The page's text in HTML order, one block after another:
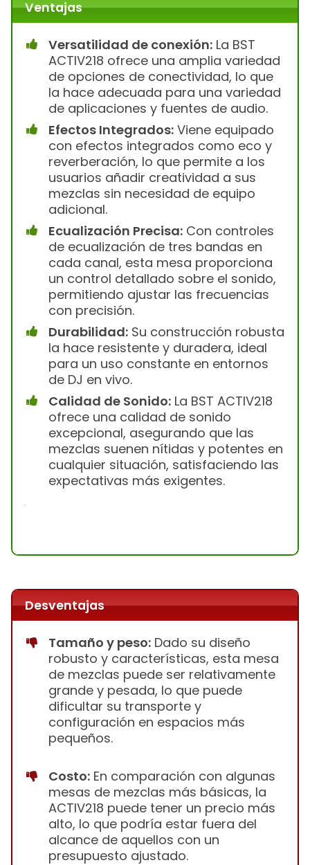
Ventajas
Versatilidad de conexión: La BST
ACTIV218 ofrece una amplia variedad
de opciones de conectividad, lo que
la hace adecuada para una variedad
de aplicaciones y fuentes de audio.
Efectos Integrados: Viene equipado
con efectos integrados como eco y
reverberación, lo que permite a los
usuarios añadir creatividad a sus
mezclas sin necesidad de equipo
adicional.
Ecualización Precisa: Con controles
de ecualización de tres bandas en
cada canal, esta mesa proporciona
un control detallado sobre el sonido,
permitiendo ajustar las frecuencias
con precisión.
Durabilidad: Su construcción robusta
la hace resistente y duradera, ideal
para un uso constante en entornos
de DJ en vivo.
Calidad de Sonido: La BST ACTIV218
ofrece una calidad de sonido
excepcional, asegurando que las
mezclas suenen nítidas y potentes en
cualquier situación, satisfaciendo las
expectativas más exigentes.
Desventajas
Tamaño y peso: Dado su diseño
robusto y características, esta mesa
de mezclas puede ser relativamente
grande y pesada, lo que puede
dificultar su transporte y
configuración en espacios más
pequeños.
Costo: En comparación con algunas
mesas de mezclas más básicas, la
ACTIV218 puede tener un precio más
alto, lo que podría estar fuera del
alcance de aquellos con un
presupuesto ajustado.